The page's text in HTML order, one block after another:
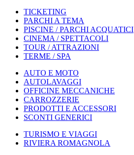
TICKETING
PARCHI A TEMA
PISCINE / PARCHI ACQUATICI
CINEMA / SPETTACOLI
TOUR / ATTRAZIONI
TERME / SPA
AUTO E MOTO
AUTOLAVAGGI
OFFICINE MECCANICHE
CARROZZERIE
PRODOTTI E ACCESSORI
SCONTI GENERICI
TURISMO E VIAGGI
RIVIERA ROMAGNOLA